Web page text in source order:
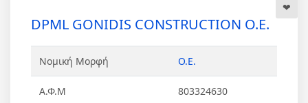
DPML GONIDIS CONSTRUCTION Ο.Ε.
Νομική Μορφή Ο.Ε.
Α.Φ.Μ 803324630